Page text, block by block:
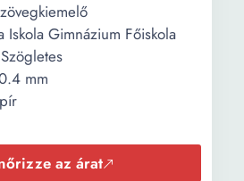
Iskola Gimnázium Főiskola
mm
az árat